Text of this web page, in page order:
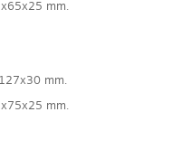
mm.
mm.
mm.